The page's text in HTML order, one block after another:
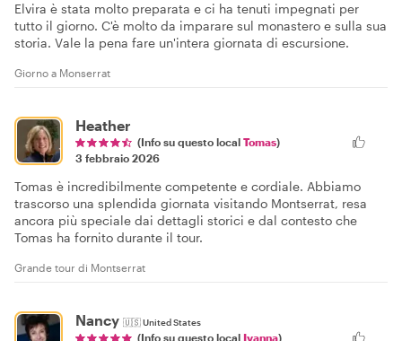
Elvira è stata molto preparata e ci ha tenuti impegnati per
tutto il giorno. C'è molto da imparare sul monastero e sulla sua
storia. Vale la pena fare un'intera giornata di escursione.
Giorno a Monserrat
Heather
(Info su questo local Tomas)
3 febbraio 2026
Tomas è incredibilmente competente e cordiale. Abbiamo
trascorso una splendida giornata visitando Montserrat, resa
ancora più speciale dai dettagli storici e dal contesto che
Tomas ha fornito durante il tour.
Grande tour di Montserrat
Nancy 🇺🇸United States
(Info su questo local Ivanna)